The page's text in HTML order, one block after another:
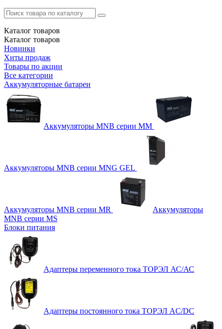
Каталог товаров
Каталог товаров
Новинки
Хиты продаж
Товары по акции
Все категории
Аккумуляторные батареи
Аккумуляторы MNB серии MM
Аккумуляторы MNB серии MNG GEL
Аккумуляторы MNB серии MR
Аккумуляторы
MNB серии MS
Блоки питания
Адаптеры переменного тока ТОРЭЛ АС/АС
Адаптеры постоянного тока ТОРЭЛ AC/DC